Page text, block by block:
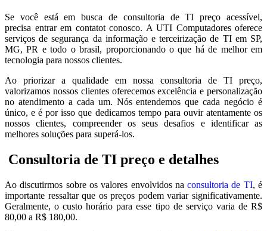
Se você está em busca de consultoria de TI preço acessível,
precisa entrar em contatot conosco. A UTI Computadores oferece
serviços de segurança da informação e terceirização de TI em SP,
MG, PR e todo o brasil, proporcionando o que há de melhor em
tecnologia para nossos clientes.
Ao priorizar a qualidade em nossa consultoria de TI preço,
valorizamos nossos clientes oferecemos excelência e personalização
no atendimento a cada um. Nós entendemos que cada negócio é
único, e é por isso que dedicamos tempo para ouvir atentamente os
nossos clientes, compreender os seus desafios e identificar as
melhores soluções para superá-los.
Consultoria de TI preço e detalhes
Ao discutirmos sobre os valores envolvidos naconsultoria de TI, é
importante ressaltar que os preços podem variar significativamente.
Geralmente, o custo horário para esse tipo de serviço varia de R$
80,00 a R$ 180,00.